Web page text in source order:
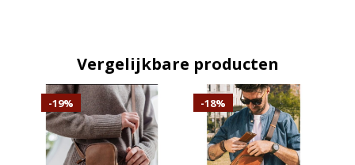
Vergelijkbare producten
-19% -18%